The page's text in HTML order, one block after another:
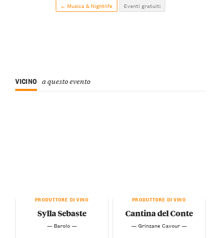
← Musica & Nightlife Eventi gratuiti
VICINO a questo evento
PRODUTTORE DI VINO
Sylla Sebaste
— Barolo —
PRODUTTORE DI VINO
Cantina del Conte
— Grinzane Cavour —